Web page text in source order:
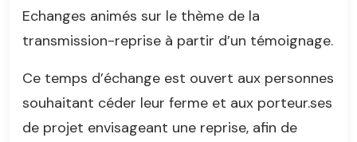
Echanges animés sur le thème de la
transmission-reprise à partir d’un témoignage.
Ce temps d’échange est ouvert aux personnes
souhaitant céder leur ferme et aux porteur.ses
de projet envisageant une reprise, afin de